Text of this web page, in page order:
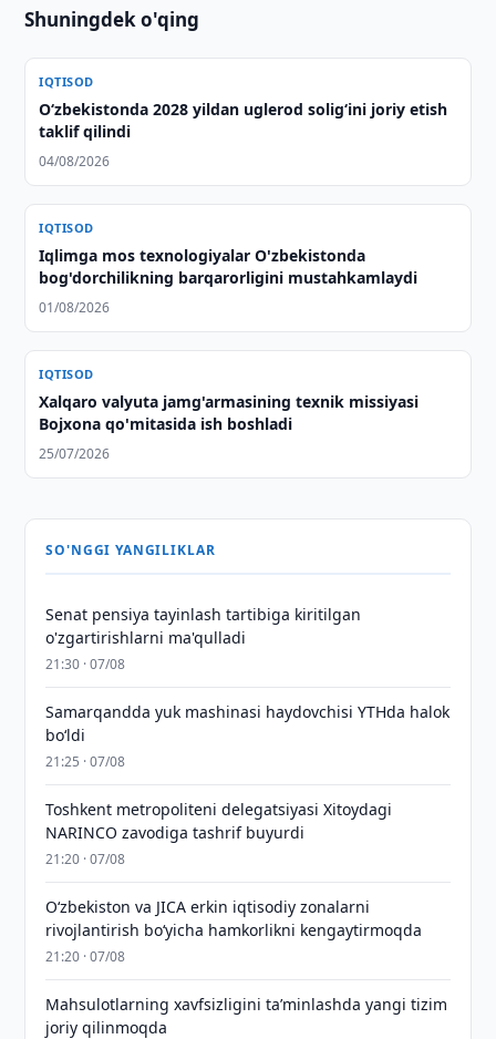
Shuningdek o'qing
IQTISOD
O‘zbekistonda 2028 yildan uglerod solig‘ini joriy etish
taklif qilindi
04/08/2026
IQTISOD
Iqlimga mos texnologiyalar O'zbekistonda
bog'dorchilikning barqarorligini mustahkamlaydi
01/08/2026
IQTISOD
Xalqaro valyuta jamg'armasining texnik missiyasi
Bojxona qo'mitasida ish boshladi
25/07/2026
SO'NGGI YANGILIKLAR
Senat pensiya tayinlash tartibiga kiritilgan
o'zgartirishlarni ma'qulladi
21:30 · 07/08
Samarqandda yuk mashinasi haydovchisi YTHda halok
bo‘ldi
21:25 · 07/08
Toshkent metropoliteni delegatsiyasi Xitoydagi
NARINCO zavodiga tashrif buyurdi
21:20 · 07/08
Oʻzbekiston va JICA erkin iqtisodiy zonalarni
rivojlantirish boʻyicha hamkorlikni kengaytirmoqda
21:20 · 07/08
Mahsulotlarning xavfsizligini taʼminlashda yangi tizim
joriy qilinmoqda